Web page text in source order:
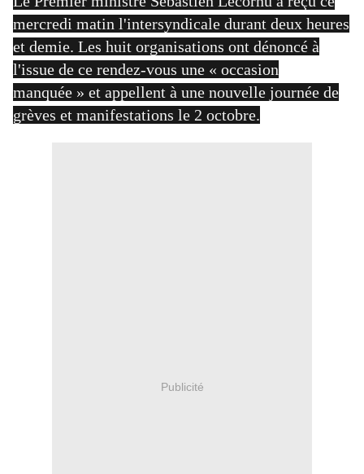
mercredi matin l'intersyndicale durant deux heures
et demie. Les huit organisations ont dénoncé à
l'issue de ce rendez-vous une « occasion
manquée » et appellent à une nouvelle journée de
grèves et manifestations le 2 octobre.
Publicité